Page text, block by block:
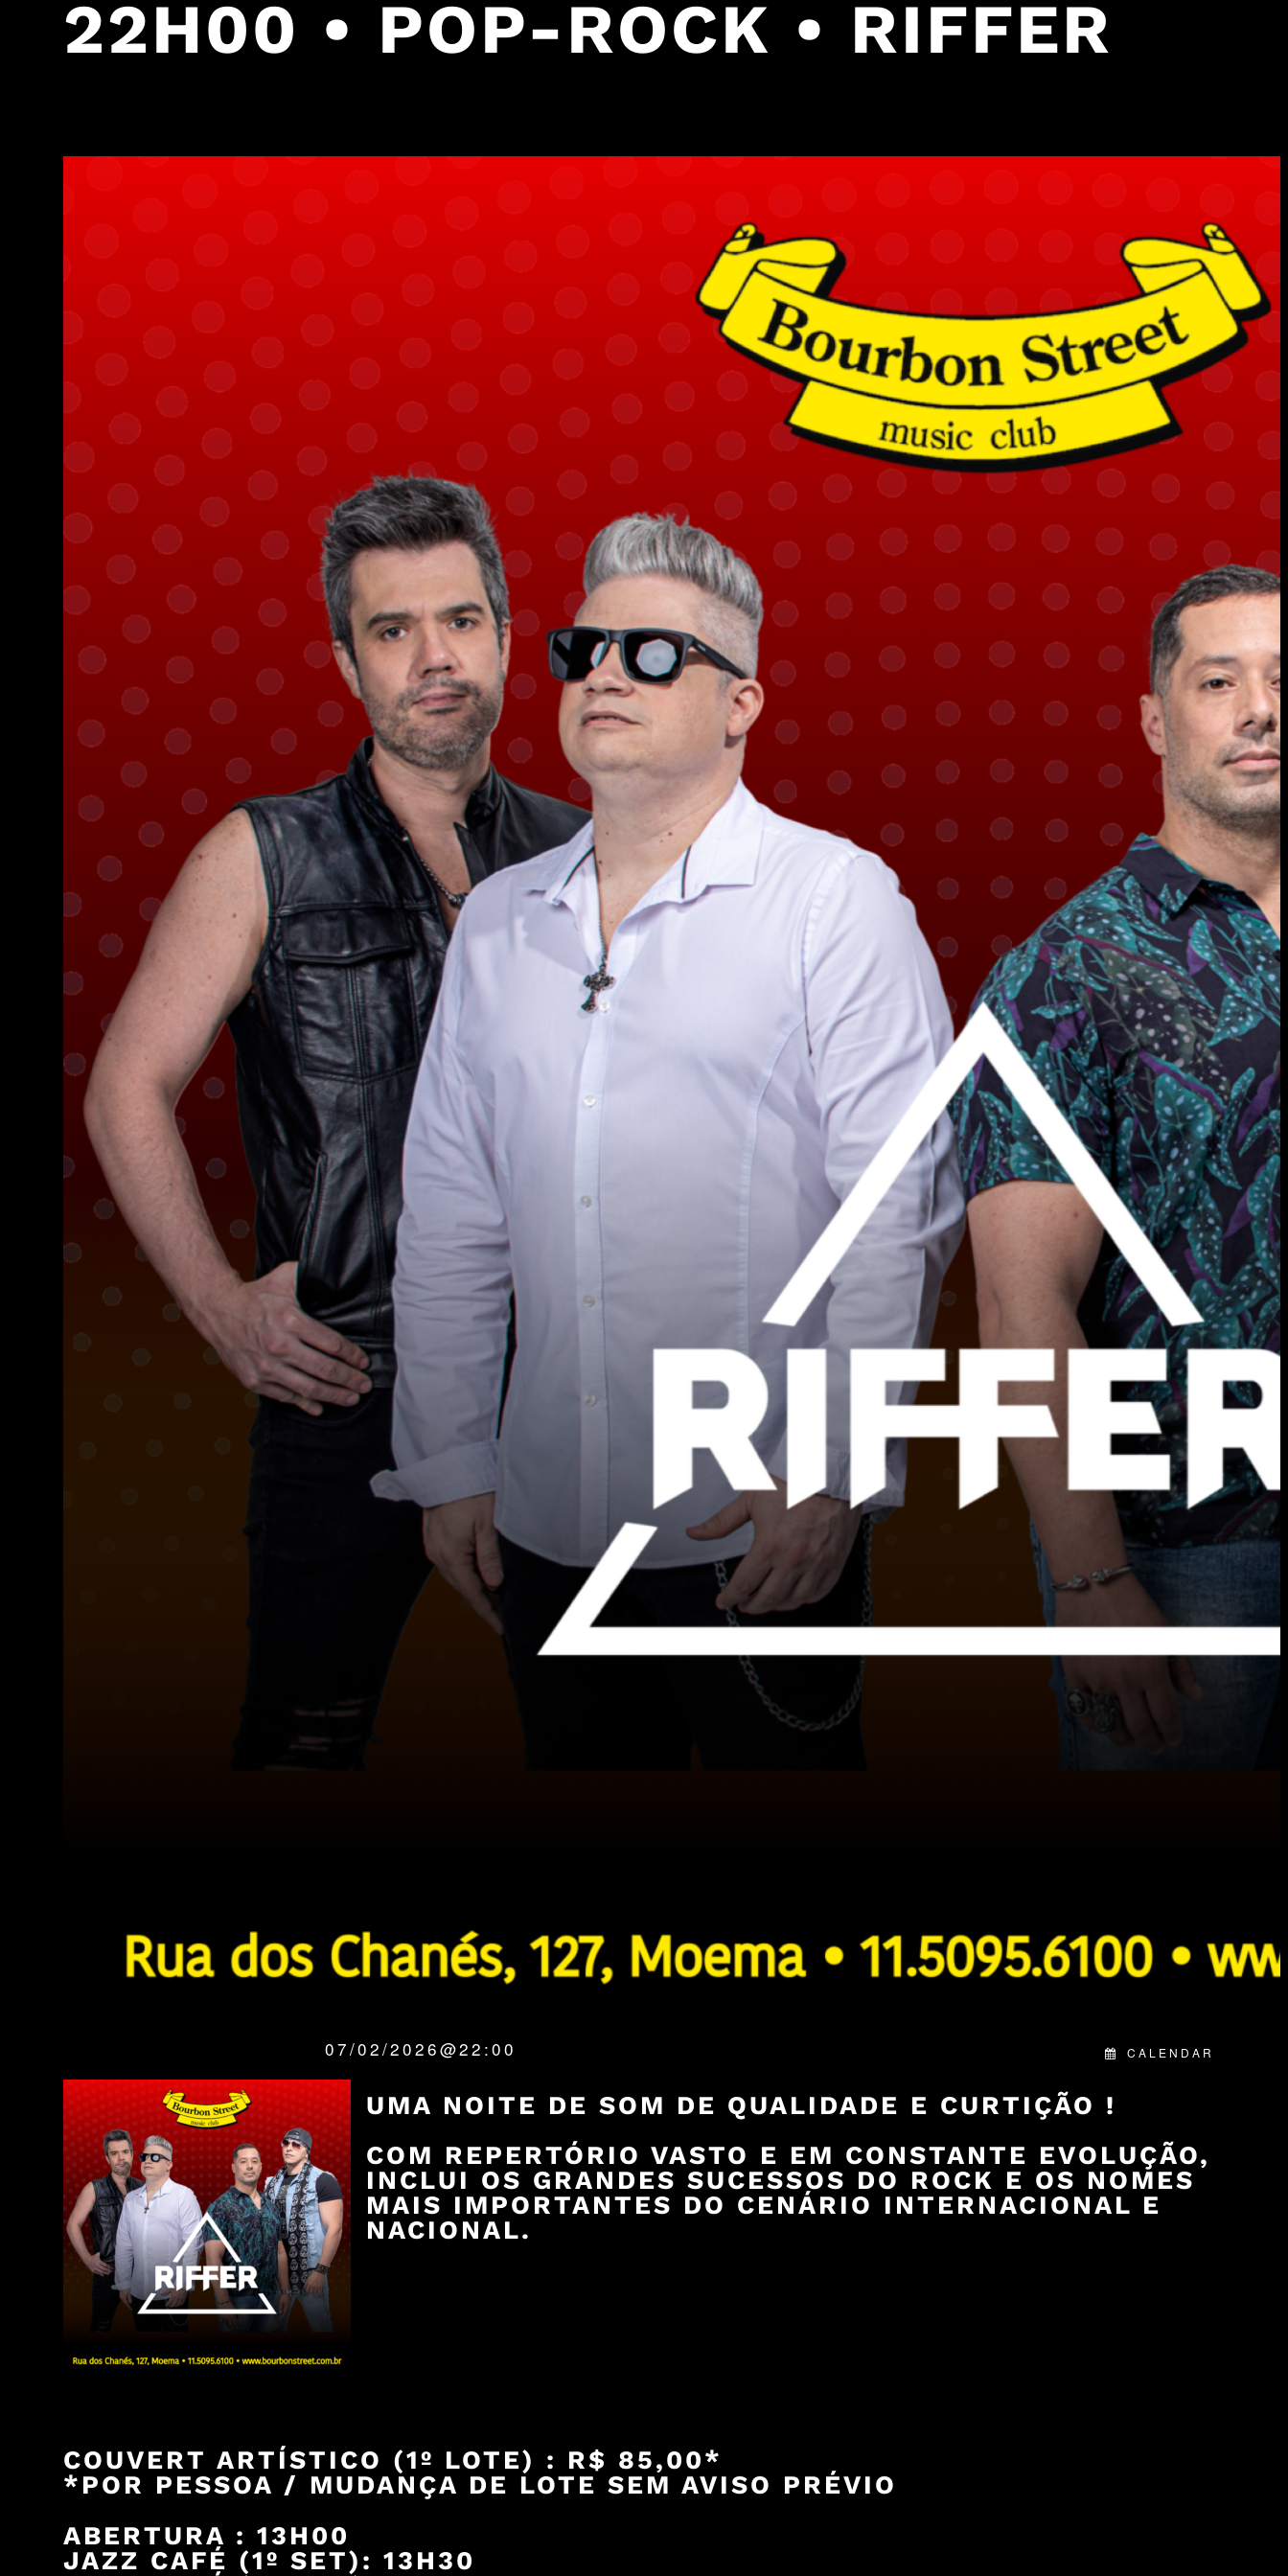
22H00 • POP-ROCK • RIFFER
CALENDAR
07/02/2026@22:00
UMA NOITE DE SOM DE QUALIDADE E CURTIÇÃO !
COM REPERTÓRIO VASTO E EM CONSTANTE EVOLUÇÃO,
INCLUI OS GRANDES SUCESSOS DO ROCK E OS NOMES
MAIS IMPORTANTES DO CENÁRIO INTERNACIONAL E
NACIONAL.
COUVERT ARTÍSTICO (1º LOTE) : R$ 85,00*
*POR PESSOA / MUDANÇA DE LOTE SEM AVISO PRÉVIO
ABERTURA : 13H00
JAZZ CAFÉ (1º SET): 13H30